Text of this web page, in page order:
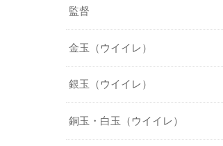
監督
金玉（ウイイレ）
銀玉（ウイイレ）
銅玉・白玉（ウイイレ）